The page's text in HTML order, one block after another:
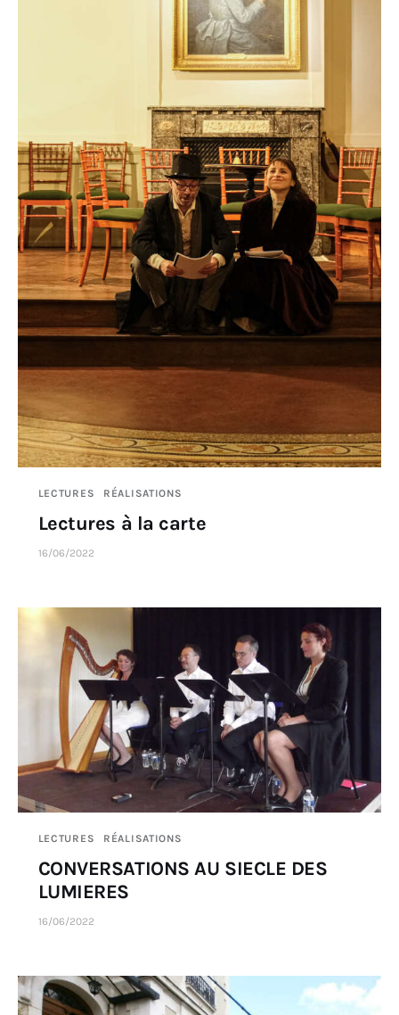
LECTURES RÉALISATIONS
Lectures à la carte
16/06/2022
LECTURES RÉALISATIONS
CONVERSATIONS AU SIECLE DES
LUMIERES
16/06/2022